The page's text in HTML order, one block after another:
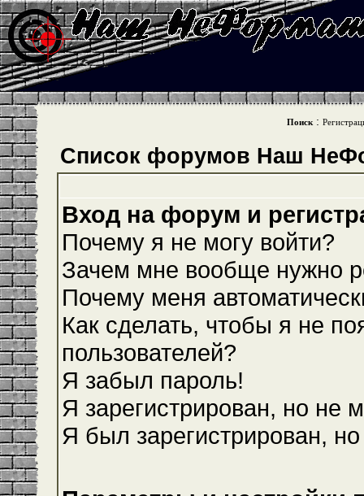
Поиск :
Список форумов Наш
Вход на форум и
Почему я не могу войти?
Зачем мне вообще нужно
Почему меня
Как сделать, чтобы я не
пользователей?
Я забыл пароль!
Я зарегистрирован, но не
Я был зарегистрирован,